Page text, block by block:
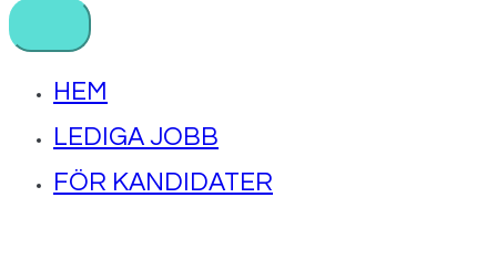
HEM
LEDIGA JOBB
FÖR KANDIDATER